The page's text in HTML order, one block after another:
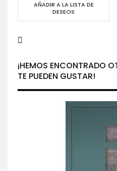
AÑADIR A LA LISTA DE
DESEOS
¡HEMOS ENCONTRADO
TE PUEDEN GUSTAR!